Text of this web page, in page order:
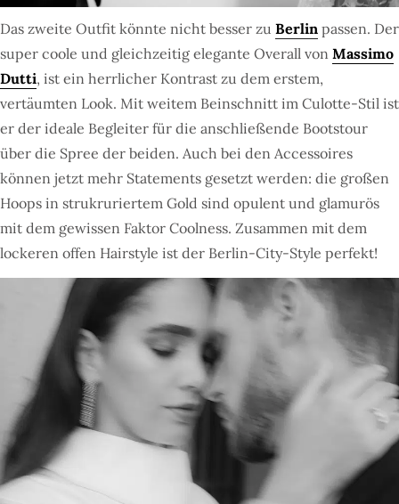
Das zweite Outfit könnte nicht besser zu Berlin passen. Der
super coole und gleichzeitig elegante Overall von Massimo
Dutti, ist ein herrlicher Kontrast zu dem erstem,
vertäumten Look. Mit weitem Beinschnitt im Culotte-Stil ist
er der ideale Begleiter für die anschließende Bootstour
über die Spree der beiden. Auch bei den Accessoires
können jetzt mehr Statements gesetzt werden: die großen
Hoops in strukruriertem Gold sind opulent und glamurös
mit dem gewissen Faktor Coolness. Zusammen mit dem
lockeren offen Hairstyle ist der Berlin-City-Style perfekt!